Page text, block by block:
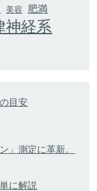
美容 肥満
神経系
目安
」測定に革新。
に解説